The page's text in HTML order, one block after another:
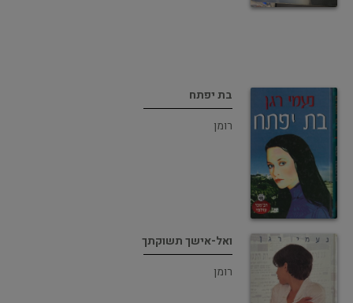
בת יפתח
רומן
ואל-אישך תשוקתך
רומן